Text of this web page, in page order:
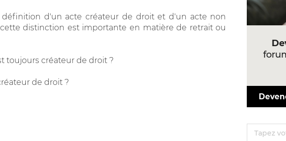
d'un acte créateur de droit et d'un acte non
distinction est importante en matière de retrait ou
toujours créateur de droit ?
de droit ?